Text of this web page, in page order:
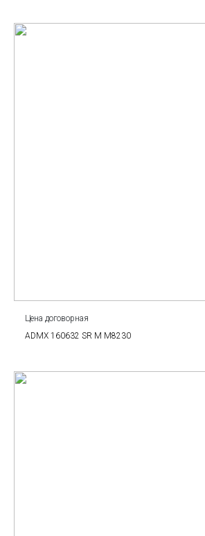
Цена договорная
ADMX 160632 SR M M8230